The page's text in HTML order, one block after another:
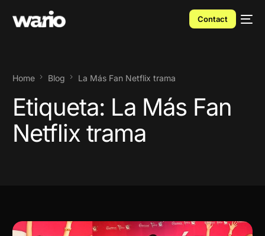
Contact
Home Blog La Más Fan Netflix trama
Etiqueta: La Más Fan
Netflix trama